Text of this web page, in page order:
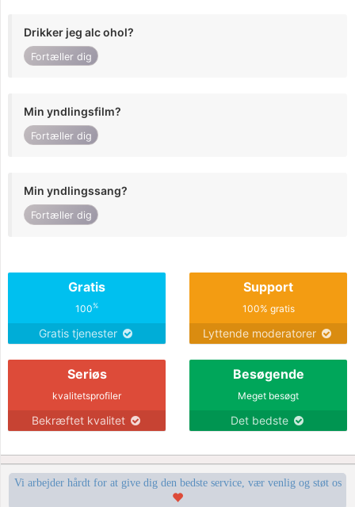
Drikker jeg alc ohol?
Fortæller dig
Min yndlingsfilm?
Fortæller dig
Min yndlingssang?
Fortæller dig
Gratis
100%
Gratis tjenester
Support
100% gratis
Lyttende moderatorer
Seriøs
kvalitetsprofiler
Bekræftet kvalitet
Besøgende
Meget besøgt
Det bedste
Vi arbejder hårdt for at give dig den bedste service, vær venlig og støt os